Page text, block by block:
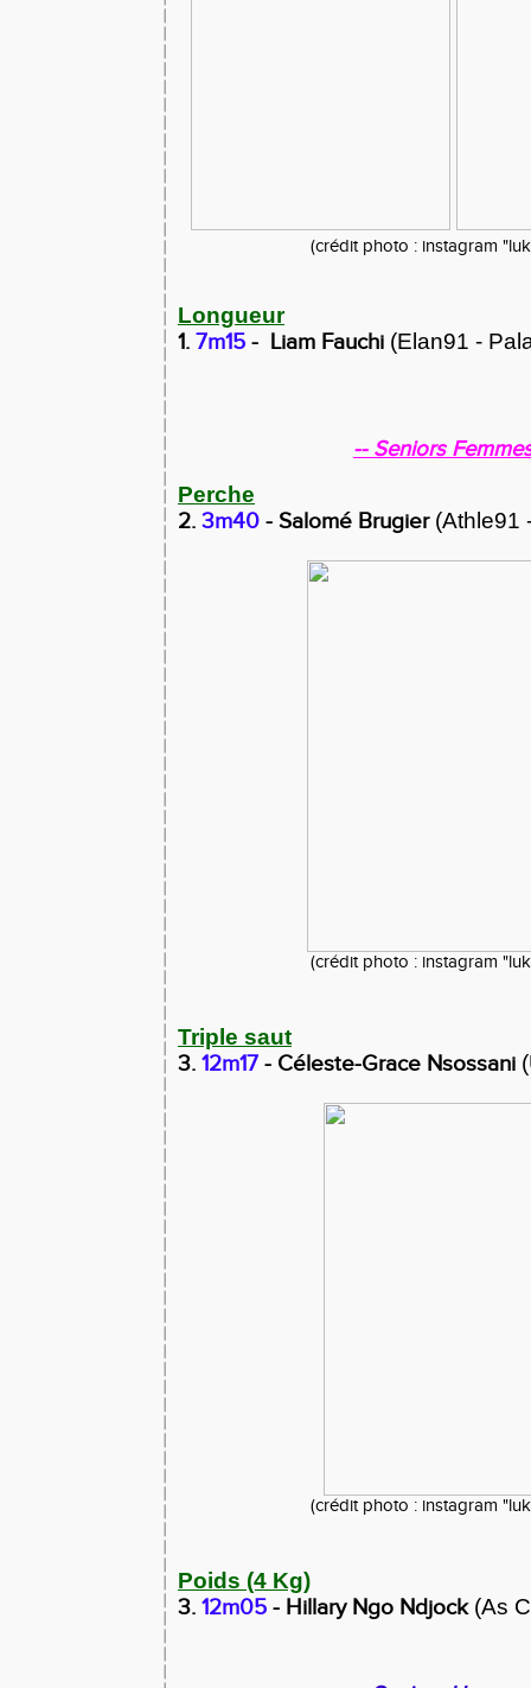
(crédit photo : instagram
Longueur
1. 7m15 - Liam Fauchi (Elan91 -
-- Seniors
Perche
2. 3m40 - Salomé Brugier(Athle91
(crédit photo : instagram
Triple saut
3. 12m17 - Céleste-Grace Nsossani
(crédit photo : instagram
Poids (4 Kg)
3. 12m05 - Hillary Ngo Ndjock(As